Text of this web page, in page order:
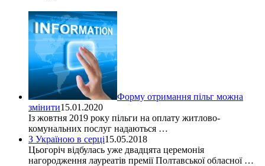
Форму отримання пільг можна
змінити15.01.2020
Із жовтня 2019 року пільги на оплату житлово-
комунальних послуг надаються …
З Україною в серці15.05.2018
Цьогоріч відбулась уже двадцята церемонія
нагородження лауреатів премії Полтавської обласної …